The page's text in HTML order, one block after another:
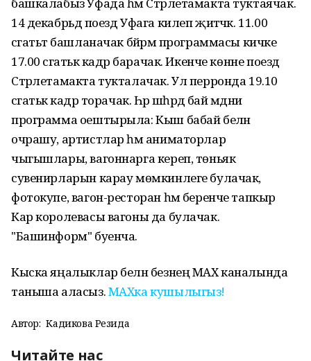
14 декабрьдә поезд Уфага килеп җитәчәк. 11.00
сәгатьтә башланачак бәйрәм программасы кичке
17.00 сәгатькә кадәр барачак. Икенче көнне поезд
Стәрлетамакта тукталачак. Ул перронда 19.10
сәгатькә кадәр торачак. Һәр шәһәрдә бай мәдәни
программа оештырыла: Кыш бабай белән
очрашу, артистлар һәм аниматорлар
чыгышлары, вагоннарга кереп, төньяк
сувенирларын карау мөмкинлеге булачак,
фотокупе, вагон-ресторан һәм беренче тапкыр
Кар королевасы вагоны да булачак.
"Башинформ" буенча.
Кыска яңалыклар белән безнең МАХ каналында
таныша аласыз.МАХка кушылыгыз!
Автор: Кадикова Резида
Читайте нас